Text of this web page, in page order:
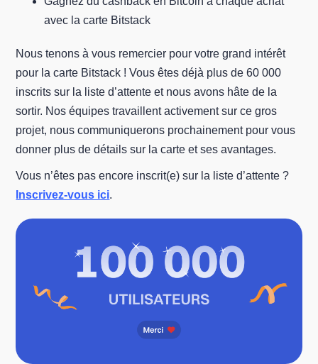
avec la carte Bitstack
Nous tenons à vous remercier pour votre grand intérêt
pour la carte Bitstack ! Vous êtes déjà plus de 60 000
inscrits sur la liste d’attente et nous avons hâte de la
sortir. Nos équipes travaillent activement sur ce gros
projet, nous communiquerons prochainement pour vous
donner plus de détails sur la carte et ses avantages.
Vous n’êtes pas encore inscrit(e) sur la liste d’attente ?
Inscrivez-vous ici.